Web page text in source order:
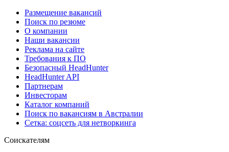
Размещение вакансий
Поиск по резюме
О компании
Наши вакансии
Реклама на сайте
Требования к ПО
Безопасный HeadHunter
HeadHunter API
Партнерам
Инвесторам
Каталог компаний
Поиск по вакансиям в Австралии
Сетка: соцсеть для нетворкинга
Соискателям